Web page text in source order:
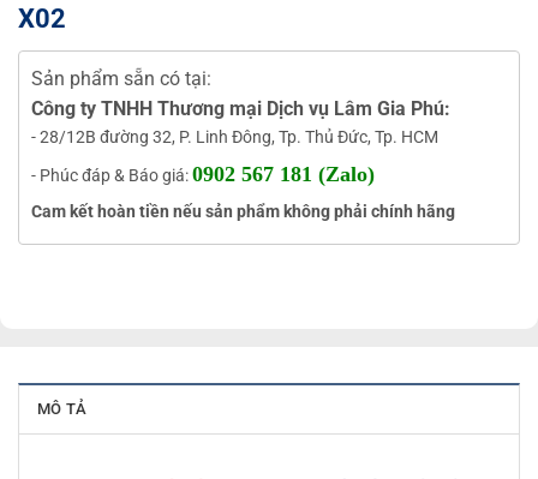
X02
Sản phẩm sẵn có tại:
Công ty TNHH Thương mại Dịch vụ Lâm Gia Phú:
- 28/12B đường 32, P. Linh Đông, Tp. Thủ Đức, Tp. HCM
- Phúc đáp & Báo giá:0902 567 181 (Zalo)
Cam kết hoàn tiền nếu sản phẩm không phải chính hãng
MÔ TẢ